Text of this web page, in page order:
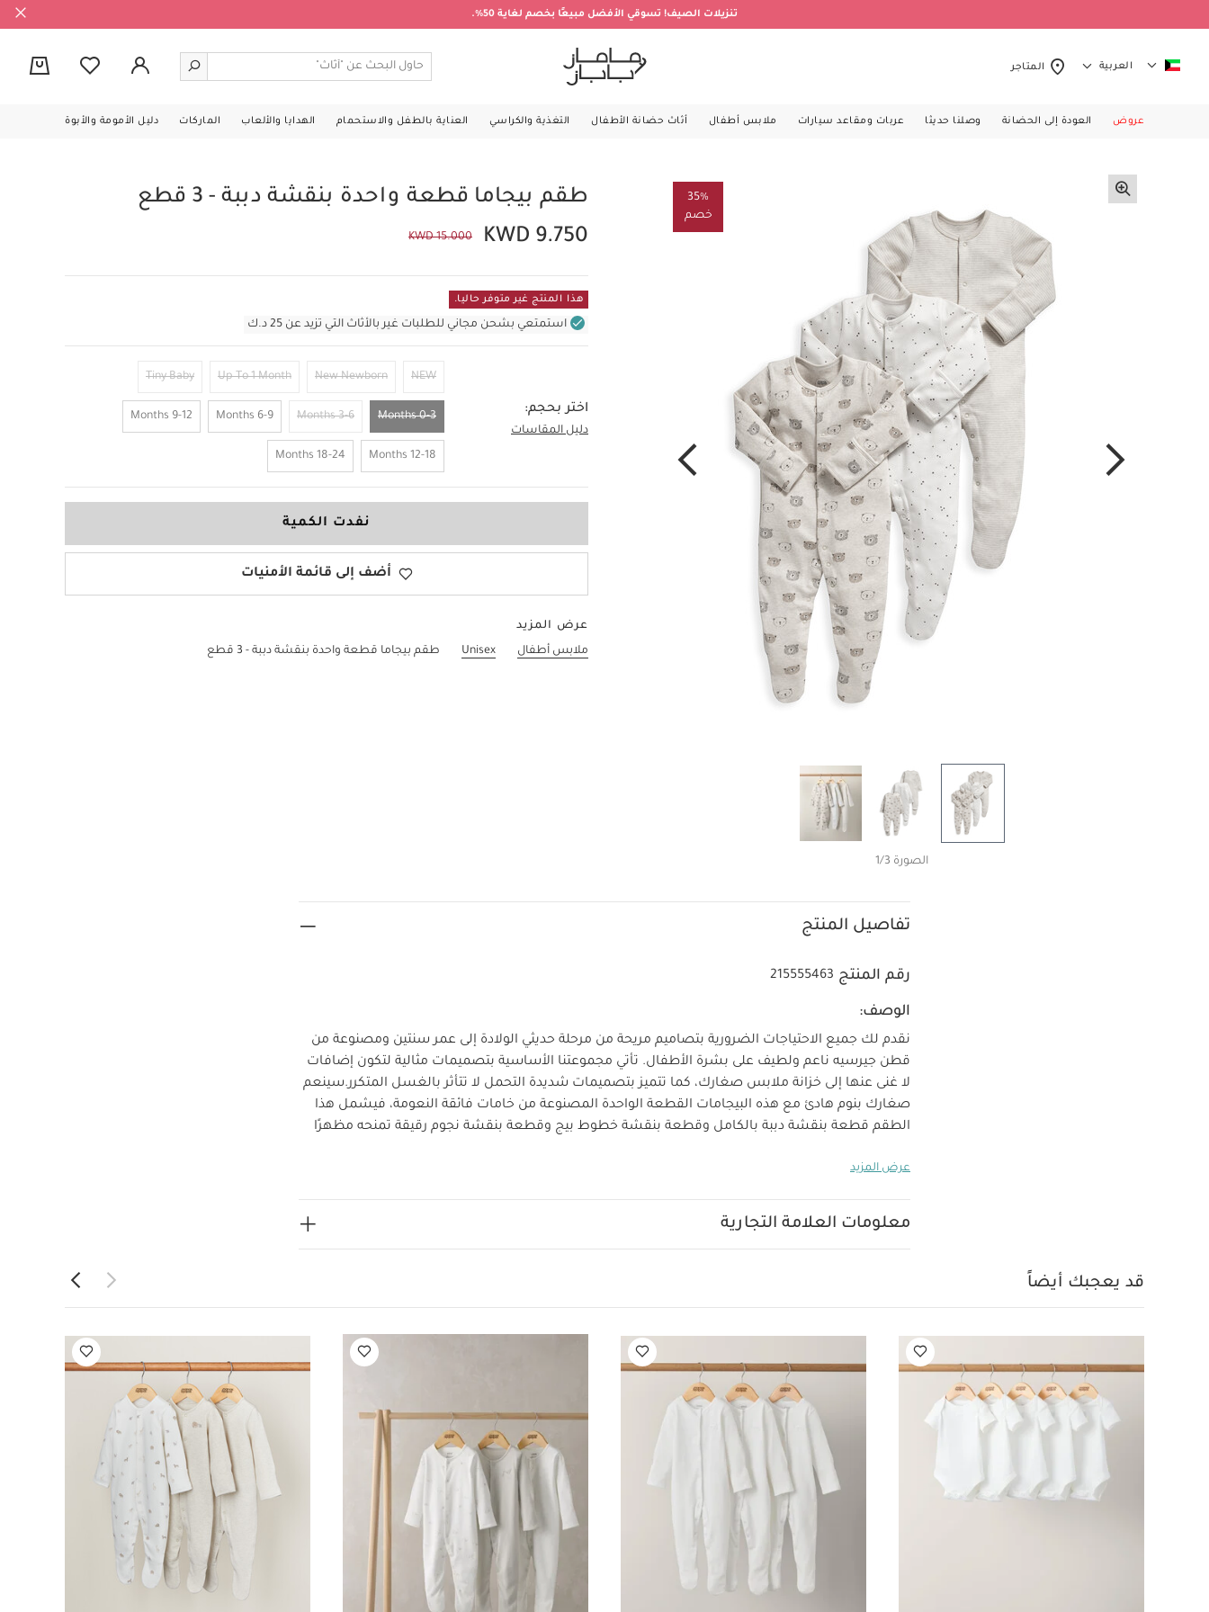
تنزيلات الصيف! تسوقي الأفضل مبيعًا بخصم لغاية 50%.
العربية المتاجر
عروض العودة إلى الحضانة وصلنا حديثا عربات ومقاعد سيارات ملابس أطفال أثاث حضانة الأطفال التغذية والكراسي العناية بالطفل والاستحمام الهدايا والألعاب الماركات دليل الأمومة والأبوة
35%
خصم
الصورة 1/3
طقم بيجاما قطعة واحدة بنقشة دببة - 3 قطع
KWD 9.750
KWD 15.000
هذا المنتج غير متوفر حاليا.
استمتعي بشحن مجاني للطلبات غير بالأثاث التي تزيد عن 25 د.ك
اختر بحجم:
دليل المقاسات
NEW
New Newborn
Up To 1 Month
Tiny Baby
0-3 Months
3-6 Months
6-9 Months
9-12 Months
12-18 Months
18-24 Months
0-3 Months
نفدت الكمية
أضف إلى قائمة الأمنيات
عرض المزيد
ملابس أطفال
Unisex طقم بيجاما قطعة واحدة بنقشة دببة - 3 قطع
تفاصيل المنتج
رقم المنتج 215555463
الوصف:
نقدم لك جميع الاحتياجات الضرورية بتصاميم مريحة من مرحلة حديثي الولادة إلى عمر سنتين ومصنوعة من
قطن جيرسيه ناعم ولطيف على بشرة الأطفال. تأتي مجموعتنا الأساسية بتصميمات مثالية لتكون إضافات
لا غنى عنها إلى خزانة ملابس صغارك، كما تتميز بتصميمات شديدة التحمل لا تتأثر بالغسل المتكرر.سينعم
صغارك بنوم هادئ مع هذه البيجامات القطعة الواحدة المصنوعة من خامات فائقة النعومة، فيشمل هذا
الطقم قطعة بنقشة دببة بالكامل وقطعة بنقشة خطوط بيج وقطعة بنقشة نجوم رقيقة تمنحه مظهرًا
قطعة بنقشة دببة بالكامل، قطعة بنقشة خطوط بيج، قطعة بنقشة نجوم
بيجاما قطعة واحدة عضوية بلون أبيض - 3 قطع
طقم بيجاما قطعة واحدة بنقشة طائر اللقلق - 3 قطع
طقم بيجاما
قطعة واحدة بنقشة برية بلون بيج - 3 قطع
طقم بيجاما قطعة واحدة بنقشة فيل - 3 قطع
عرض المزيد
معلومات العلامة التجارية
قد يعجبك أيضاً